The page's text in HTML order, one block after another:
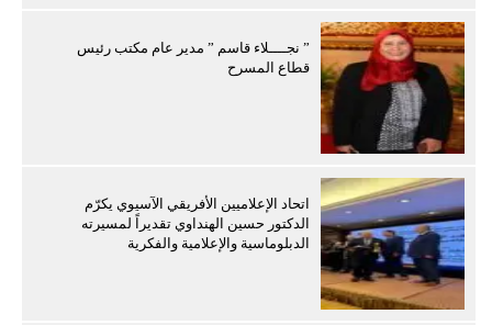
” نجــــلاء قاسم ” مدير عام مكتب رئيس
قطاع المسرح
اتحاد الإعلاميين الأفريقي الآسيوي يكرّم
الدكتور حسين الهنداوي تقديراً لمسيرته
الدبلوماسية والإعلامية والفكرية